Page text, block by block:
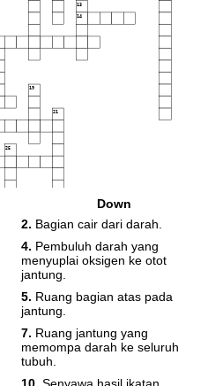
13
14
19
21
25
Down
2. Bagian cair dari darah.
4. Pembuluh darah yang
menyuplai oksigen ke otot
jantung.
5. Ruang bagian atas pada
jantung.
7. Ruang jantung yang
memompa darah ke seluruh
tubuh.